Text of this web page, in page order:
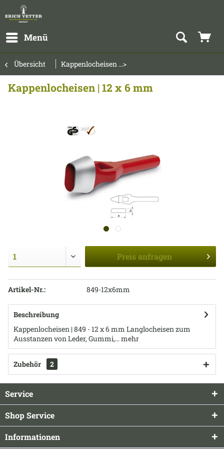
Menü
Übersicht Kappenlocheisen ...>
Kappenlocheisen | 12 x 6 mm
Preis anfragen
Artikel-Nr.: 849-12x6mm
Beschreibung
Kappenlocheisen | 849 - 12 x 6 mm Langlocheisen zum
Ausstanzen von Leder, Gummi,...mehr
Zubehör 2
Service
Shop Service
Informationen